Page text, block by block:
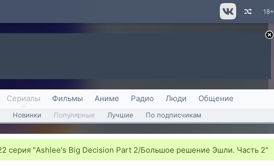
18+
Сериалы Фильмы Аниме Радио Люди Общение
Новинки Популярные Лучшие По подписчикам
серия "Ashlee's Big Decision Part 2/Большое решение Эшли. Часть 2"